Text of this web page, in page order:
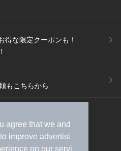
agree that we and
improve advertisi
on our servi
得な限定クーポンも！
もこちらから
）
広告出稿のご案内
イルMEMBERS+規約